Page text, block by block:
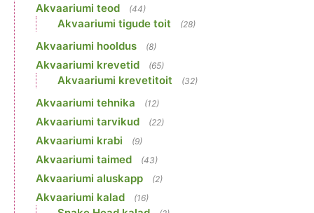
Akvaariumi teod (44)
Akvaariumi tigude toit (28)
Akvaariumi hooldus (8)
Akvaariumi krevetid (65)
Akvaariumi krevetitoit (32)
Akvaariumi tehnika (12)
Akvaariumi tarvikud (22)
Akvaariumi krabi (9)
Akvaariumi taimed (43)
Akvaariumi aluskapp (2)
Akvaariumi kalad (16)